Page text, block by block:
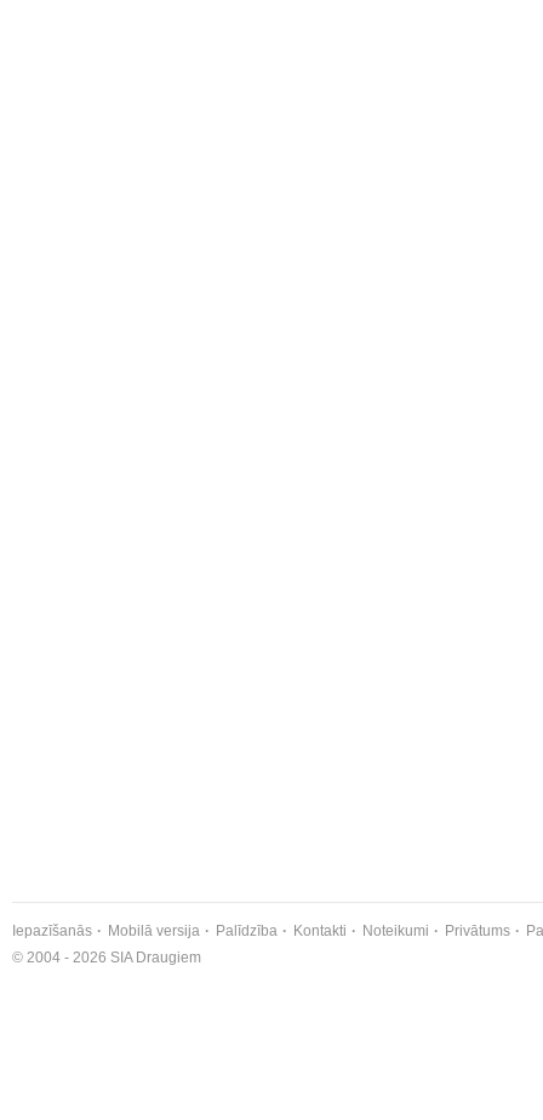
Iepazīšanās Mobilā versija Palīdzība Kontakti Noteikumi Privātums
© 2004 - 2026 SIA Draugiem